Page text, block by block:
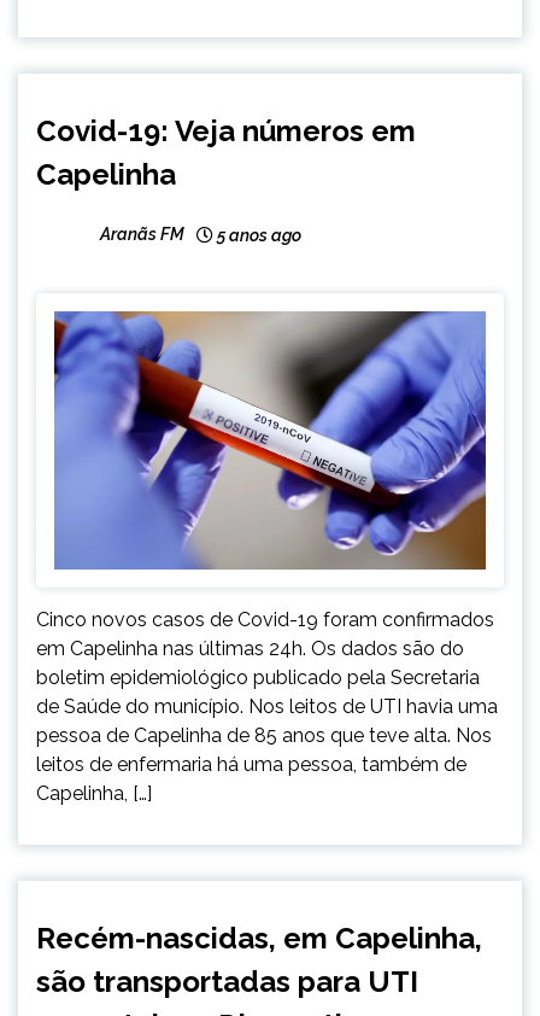
NOTÍCIAS
Covid-19: Veja números em
Capelinha
Aranãs FM 5 anos ago
Cinco novos casos de Covid-19 foram confirmados
em Capelinha nas últimas 24h. Os dados são do
boletim epidemiológico publicado pela Secretaria
de Saúde do município. Nos leitos de UTI havia uma
pessoa de Capelinha de 85 anos que teve alta. Nos
leitos de enfermaria há uma pessoa, também de
Capelinha, […]
NOTÍCIAS
Recém-nascidas, em Capelinha,
são transportadas para UTI